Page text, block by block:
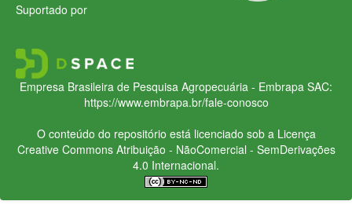
Suportado por
Empresa Brasileira de Pesquisa Agropecuária - Embrapa SAC:
https://www.embrapa.br/fale-conosco
O conteúdo do repositório está licenciado sob a Licença
Creative CommonsAtribuição - NãoComercial - SemDerivações
4.0 Internacional.